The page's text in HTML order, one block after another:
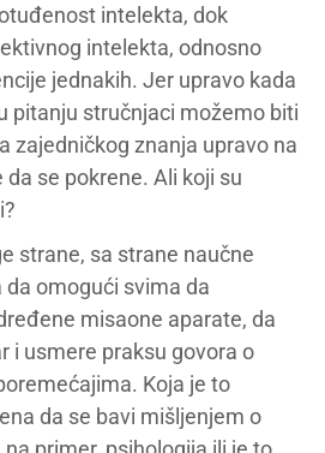
intelekta, dok
intelekta, odnosno
jednakih. Jer upravo kada
pitanju stručnjaci možemo biti
zajedničkog znanja upravo na
se pokrene. Ali koji su
strane, sa strane naučne
omogući svima da
misaone aparate, da
i usmere praksu govora o
Koja je to
da se bavi mišljenjem o